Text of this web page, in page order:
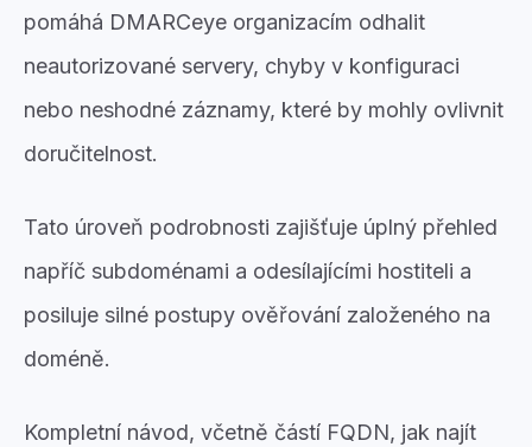
pomáhá DMARCeye organizacím odhalit
neautorizované servery, chyby v konfiguraci
nebo neshodné záznamy, které by mohly ovlivnit
doručitelnost.
Tato úroveň podrobnosti zajišťuje úplný přehled
napříč subdoménami a odesílajícími hostiteli a
posiluje silné postupy ověřování založeného na
doméně.
Kompletní návod, včetně částí FQDN, jak najít